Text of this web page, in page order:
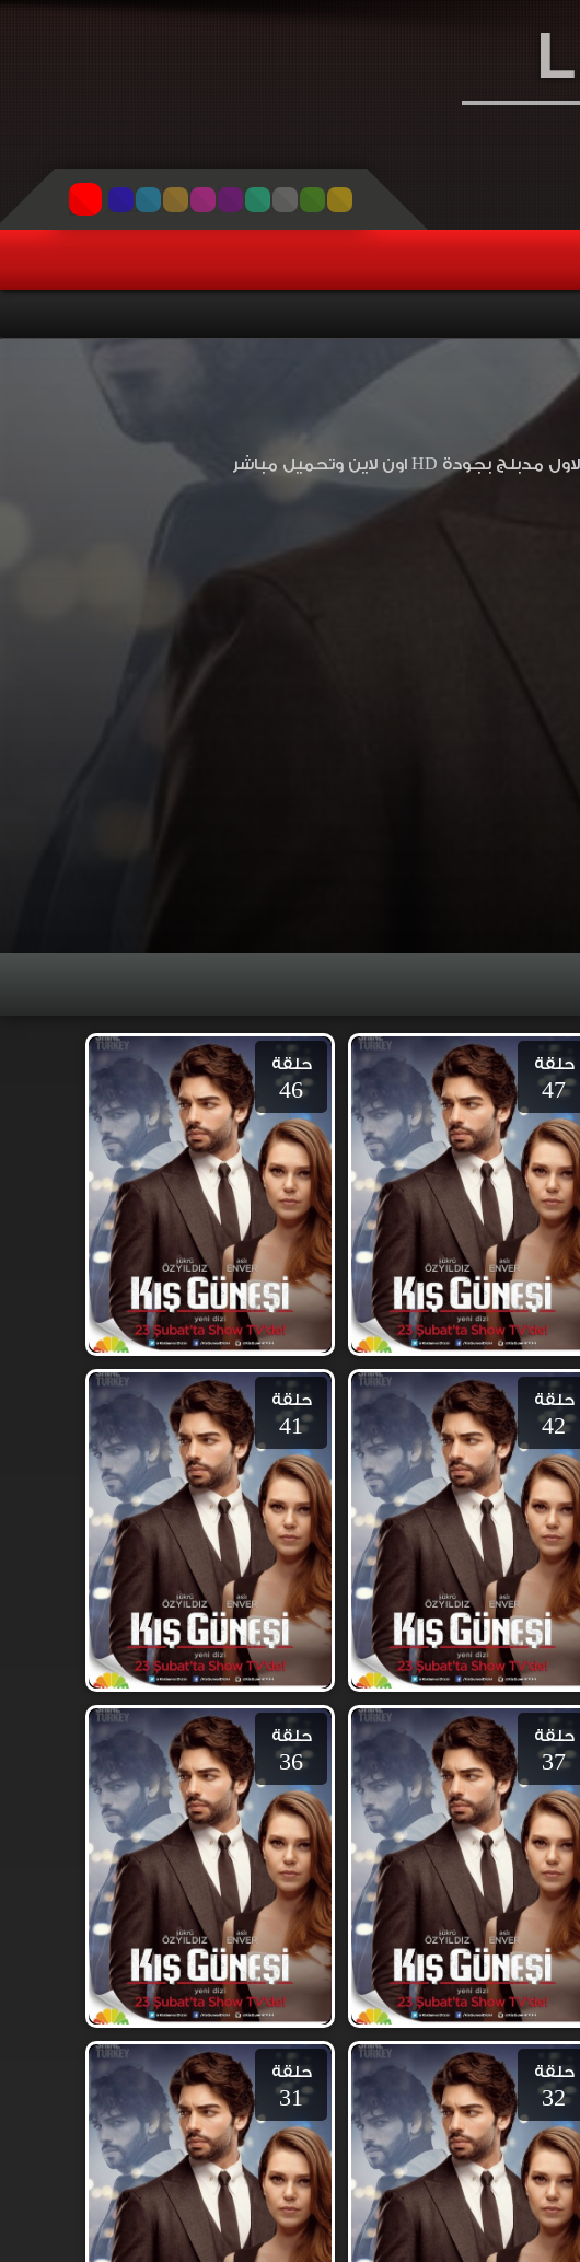
L
حلقة
47
حلقة
46
حلقة
42
حلقة
41
حلقة
37
حلقة
36
حلقة
32
حلقة
31